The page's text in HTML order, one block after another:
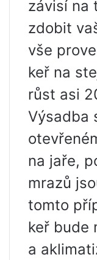
závisí na
zdobit
vše
keř na
růst asi
Výsadba
na jaře,
mrazů
tomto
keř bude
a